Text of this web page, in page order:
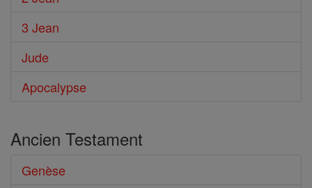
3 Jean
Jude
Apocalypse
Ancien Testament
Genèse